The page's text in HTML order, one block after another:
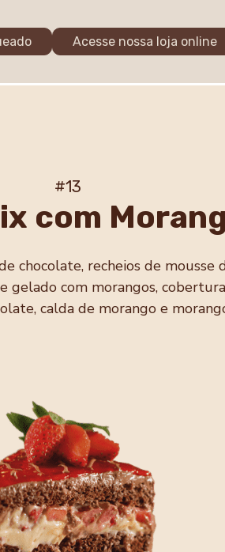
Acesse nossa loja online
#13
com
chocolate, recheios de mousse
gelado com morangos,
calda de morango e